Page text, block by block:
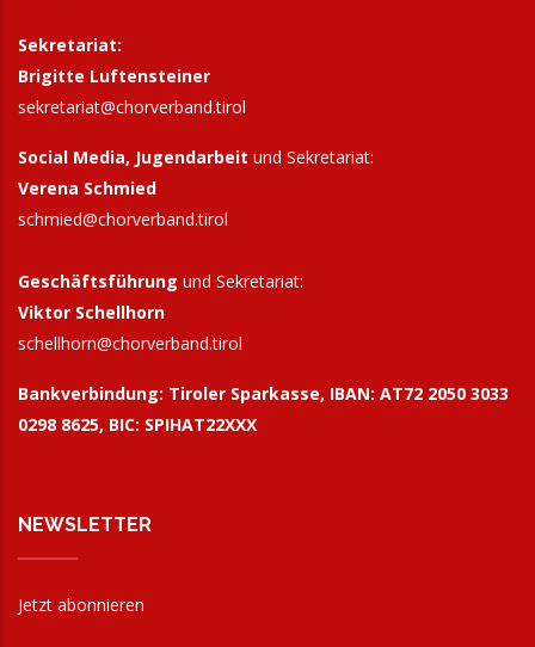
Sekretariat:
Brigitte Luftensteiner
sekretariat@chorverband.tirol
Social Media, Jugendarbeit und Sekretariat:
Verena Schmied
schmied@chorverband.tirol
Geschäftsführung und Sekretariat:
Viktor Schellhorn
schellhorn@chorverband.tirol
Bankverbindung: Tiroler Sparkasse, IBAN: AT72 2050 3033
0298 8625, BIC: SPIHAT22XXX
NEWSLETTER
Jetzt abonnieren